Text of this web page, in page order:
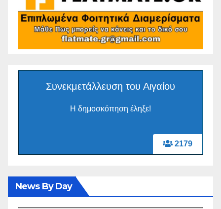
2179
Συνεκμετάλλευση του Αιγαίου
Η δημοσκόπηση έληξε!
News By Day